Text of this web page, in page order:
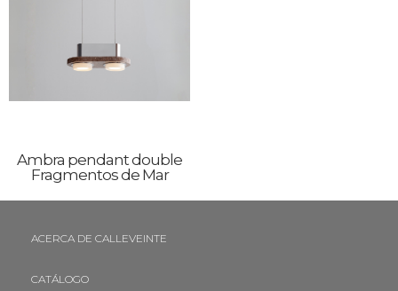
Ambra pendant double
Fragmentos de Mar
ACERCA DE CALLEVEINTE
CATÁLOGO